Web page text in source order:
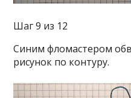
Шаг 9 из 12
Синим фломастером
рисунок по контуру.